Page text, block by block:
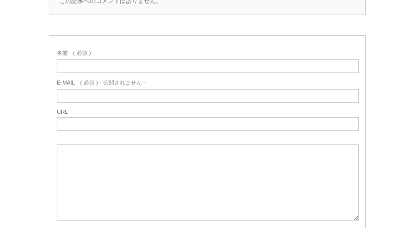
名前 ( 必須 )
E-MAIL ( 必須 ) - 公開されません -
URL